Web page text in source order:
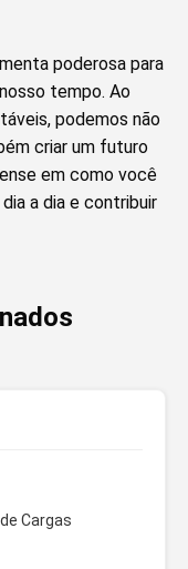
poderosa para
tempo. Ao
podemos não
criar um futuro
em como você
a dia e contribuir
Cargas